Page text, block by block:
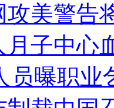
攻美警告
月子中心
员曝职业